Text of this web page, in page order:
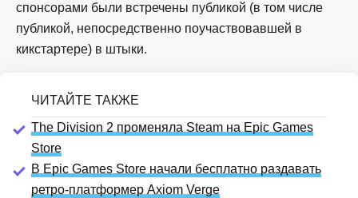
спонсорами были встречены публикой (в том числе
публикой, непосредственно поучаствовавшей в
кикстартере) в штыки.
The Division 2 променяла Steam на Epic Games
Store
В Epic Games Store начали бесплатно раздавать
ретро-платформер Axiom Verge